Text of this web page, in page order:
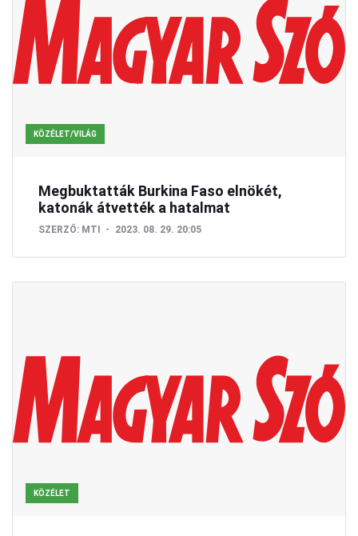
KÖZÉLET/VILÁG
Megbuktatták Burkina Faso elnökét,
katonák átvették a hatalmat
SZERZŐ: MTI 2023. 08. 29. 20:05
KÖZÉLET